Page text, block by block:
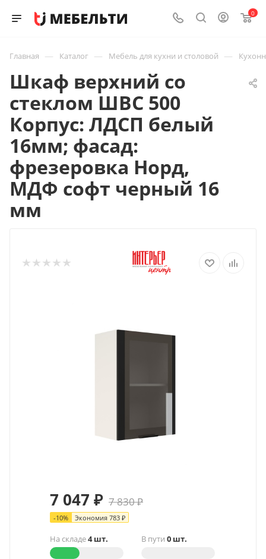
0
Главная — Каталог — Мебель для кухни и столовой —
Шкаф верхний со
стеклом ШВС 500
Корпус: ЛДСП белый
16мм; фасад:
фрезеровка Норд,
МДФ софт черный 16
мм
7 047 ₽ 7 830₽
-10% Экономия 783 ₽
На складе4 шт. В пути 0 шт.